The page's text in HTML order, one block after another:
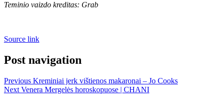
Teminio vaizdo kreditas: Grab
Source link
Post navigation
Previous Kreminiai jerk vištienos makaronai – Jo Cooks
Next Venera Mergelės horoskopuose | CHANI